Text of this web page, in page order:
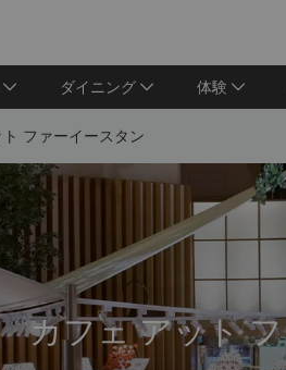
ダイニング 体験
ファーイースタン
カフェ アット